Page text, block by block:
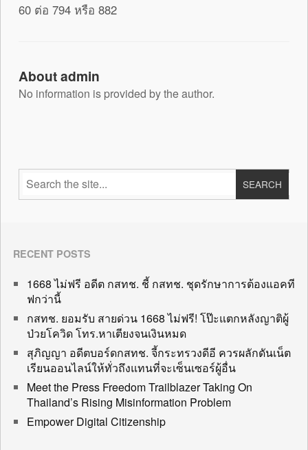
60 ต่อ 794 หรือ 882
About admin
No information is provided by the author.
RECENT POSTS
1668 ไม่ฟรี อดีต กสทช. ชี้ กสทช. ชุดรักษาการต้องแอคที
ฟกว่านี้
กสทช. ยอมรับ สายด่วน 1668 ไม่ฟรี! โป๊ะแตกหลังญาติผู้
ป่วยโควิด โทร.หาเตียงจนเงินหมด
สุภิญญา อดีตบอร์ดกสทช. จี้กระทรวงดีอี ควรผลักดันเน็ต
เรียนออนไลน์ให้ทั่วถึงแทนที่จะเซ็นเซอร์ผู้อื่น
Meet the Press Freedom Trailblazer Taking On
Thailand’s Rising Misinformation Problem
Empower Digital Citizenship